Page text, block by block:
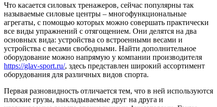
Что касается силовых тренажеров, сейчас популярны так
называемые силовые центры – многофункциональные
агрегаты, с помощью которых можно совершать практически
все виды упражнений с отягощением. Они делятся на два
основных вида: устройства со встроенными весами и
устройства с весами свободными. Найти дополнительное
оборудование можно напрямую у компании производителя
https://glav-sport.ru/, здесь представлен широкий ассортимент
оборудования для различных видов спорта.
Первая разновидность отличается тем, что в ней используются
плоские грузы, выкладываемые друг на друга и